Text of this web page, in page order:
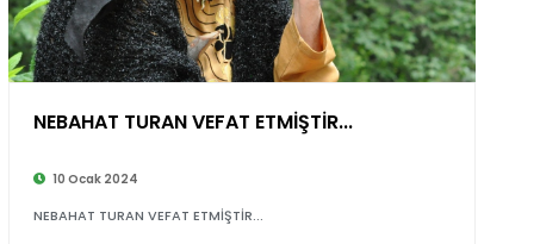
NEBAHAT TURAN VEFAT ETMİŞTİR...
10 Ocak 2024
NEBAHAT TURAN VEFAT ETMİŞTİR...